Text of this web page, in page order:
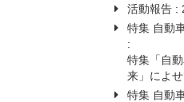
活動報告 :
特集 自動
:
特集「自
来」によ
特集 自動